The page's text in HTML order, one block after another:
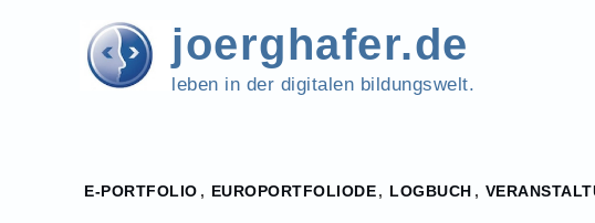
joerghafer.de
leben in der digitalen bildungswelt.
Home
E-PORTFOLIO , EUROPORTFOLIODE, LOGBUCH ,